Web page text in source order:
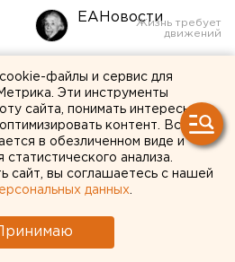
ЕАНовости
прощай,
наследия и
в плей-
файлы и сервис для
Эти инструменты
сайта, понимать интересы
контент. Вся
в обезличенном виде и
статистического анализа.
сайт, вы соглашаетесь с нашей
данных
Принимаю